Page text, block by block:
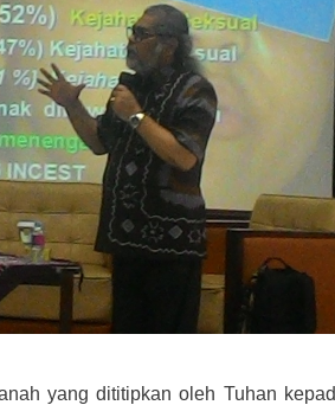
yang dititipkan oleh Tuhan